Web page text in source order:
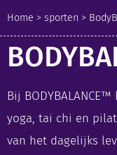
Home > sporten >
Bij
yoga, tai chi en
van het dagelijks